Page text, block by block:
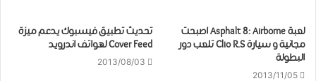
لعبة Asphalt 8: Airborne اصبحت
مجانية و سيارة Clio R.S تلعب دور
البطولة
2013/11/05
تحديث تطبيق فيسبوك يدعم ميزة
Cover Feed لهواتف اندرويد
2013/08/03